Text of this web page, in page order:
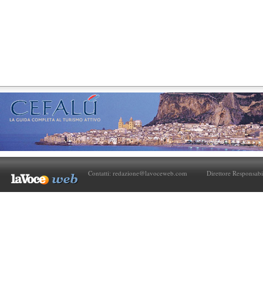
Contatti: redazione@lavoceweb.com Direttore